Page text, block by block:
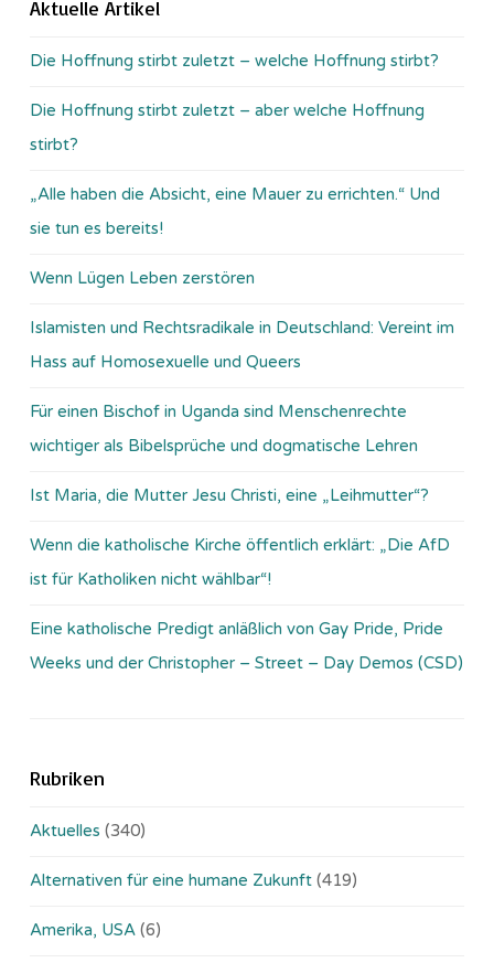
Aktuelle Artikel
Die Hoffnung stirbt zuletzt – welche Hoffnung stirbt?
Die Hoffnung stirbt zuletzt – aber welche Hoffnung
stirbt?
„Alle haben die Absicht, eine Mauer zu errichten.“ Und
sie tun es bereits!
Wenn Lügen Leben zerstören
Islamisten und Rechtsradikale in Deutschland: Vereint im
Hass auf Homosexuelle und Queers
Für einen Bischof in Uganda sind Menschenrechte
wichtiger als Bibelsprüche und dogmatische Lehren
Ist Maria, die Mutter Jesu Christi, eine „Leihmutter“?
Wenn die katholische Kirche öffentlich erklärt: „Die AfD
ist für Katholiken nicht wählbar“!
Eine katholische Predigt anläßlich von Gay Pride, Pride
Weeks und der Christopher – Street – Day Demos (CSD)
Rubriken
Aktuelles (340)
Alternativen für eine humane Zukunft (419)
Amerika, USA (6)